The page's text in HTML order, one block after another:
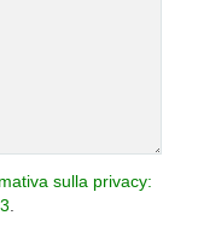
sulla privacy: